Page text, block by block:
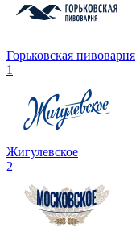
Горьковская пивоварня
1
Жигулевское
2